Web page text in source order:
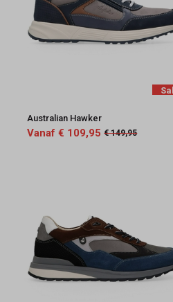
Australian Hawker
Vanaf € 109,95 € 149,95